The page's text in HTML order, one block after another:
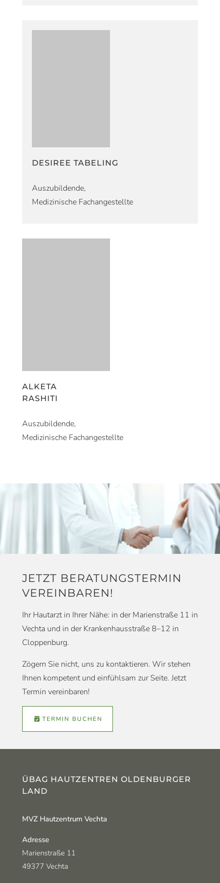
DESIREE TABELING
Auszubildende,
Medizinische Fachangestellte
ALKETA
RASHITI
Auszubildende,
Medizinische Fachangestellte
JETZT BERATUNGSTERMIN
VEREINBAREN!
Ihr Hautarzt in Ihrer Nähe: in der Marienstraße 11 in
Vechta und in der Krankenhausstraße 8–12 in
Cloppenburg.
Zögern Sie nicht, uns zu kontaktieren. Wir stehen
Ihnen kompetent und einfühlsam zur Seite. Jetzt
Termin vereinbaren!
TERMIN BUCHEN
ÜBAG HAUTZENTREN OLDENBURGER
LAND
MVZ Hautzentrum Vechta
Adresse
Marienstraße 11
49377 Vechta